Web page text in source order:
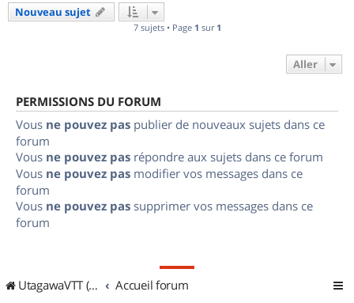
Nouveau sujet
7 sujets • Page 1 sur 1
Aller
PERMISSIONS DU FORUM
Vous ne pouvez pas publier de nouveaux sujets dans ce
forum
Vous ne pouvez pas répondre aux sujets dans ce forum
Vous ne pouvez pas modifier vos messages dans ce
forum
Vous ne pouvez pas supprimer vos messages dans ce
forum
UtagawaVTT (Randos VTT et VTTAE avec traces GPS) Accueil forum